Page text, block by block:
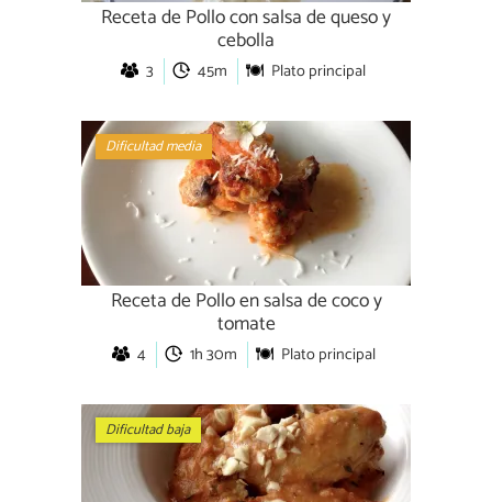
Receta de Pollo con salsa de queso y
cebolla
3 45m Plato principal
Dificultad media
Receta de Pollo en salsa de coco y
tomate
4 1h 30m Plato principal
Dificultad baja